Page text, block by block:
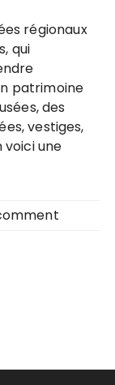
qui
patrimoine
des
vestiges,
une